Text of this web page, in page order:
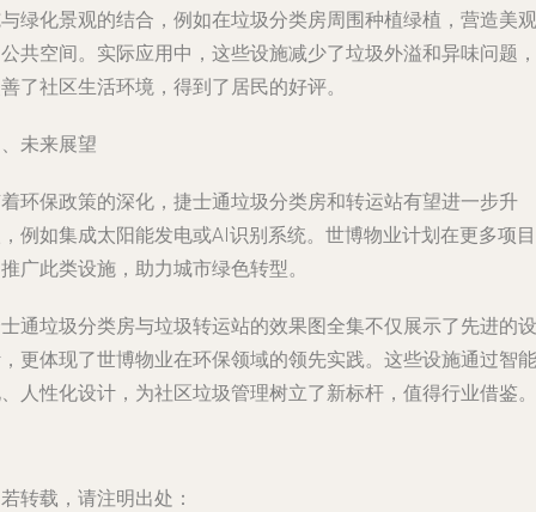
绿化景观的结合，例如在垃圾分类房周围种植绿植，营造美观
共空间。实际应用中，这些设施减少了垃圾外溢和异味问题，
了社区生活环境，得到了居民的好评。
未来展望
环保政策的深化，捷士通垃圾分类房和转运站有望进一步升
例如集成太阳能发电或AI识别系统。世博物业计划在更多项目
广此类设施，助力城市绿色转型。
通垃圾分类房与垃圾转运站的效果图全集不仅展示了先进的设
更体现了世博物业在环保领域的领先实践。这些设施通过智能
人性化设计，为社区垃圾管理树立了新标杆，值得行业借鉴。
转载，请注明出处：